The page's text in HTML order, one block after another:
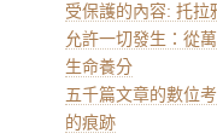
受保護的內容: 托拉
允許一切發生：從
生命養分
五千篇文章的數位
的痕跡